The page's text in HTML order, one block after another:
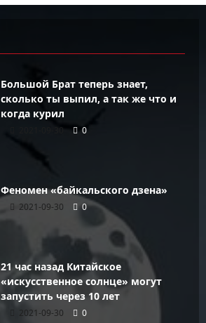
Большой Брат теперь знает,
сколько ты выпил, а так же что и
когда курил
2021-09-30 0
Феномен «байкальского дзена»
2021-09-30 0
21 час назад Китайское
«искусственное солнце» могут
запустить через 10 лет
2021-09-30 0